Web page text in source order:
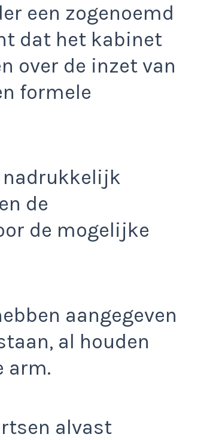
een zogenoemd
dat het kabinet
over de inzet van
formele
nadrukkelijk
de
de mogelijke
aangegeven
al houden
arm.
alvast